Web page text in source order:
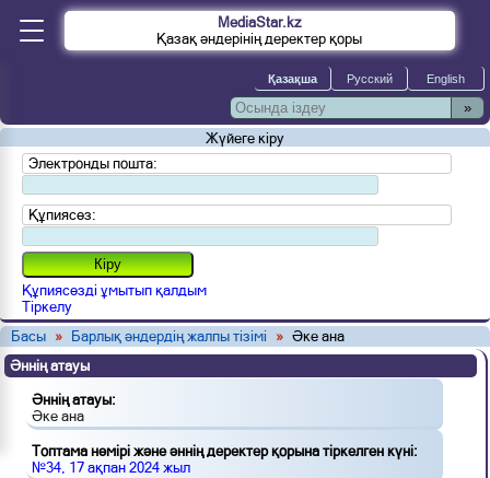
MediaStar.kz
Қазақ әндерінің деректер қоры
»
Жүйеге кіру
Электронды пошта:
Құпиясөз:
Құпиясөзді ұмытып қалдым
Тіркелу
Басы » Барлық әндердің жалпы тізімі » Әке ана
Әннің атауы
Әннің атауы:
Әке ана
Топтама нөмірі және әннің деректер қорына тіркелген күні:
№34, 17 ақпан 2024 жыл